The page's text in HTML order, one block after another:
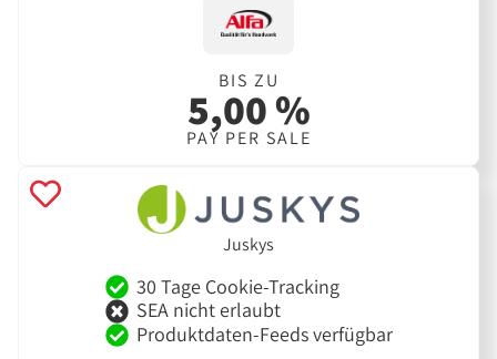
BIS ZU
5,00 %
PAY PER SALE
Juskys
30 Tage Cookie-Tracking
SEA nicht erlaubt
Produktdaten-Feeds verfügbar